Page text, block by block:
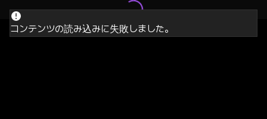
コンテンツの読み込みに失敗しました。